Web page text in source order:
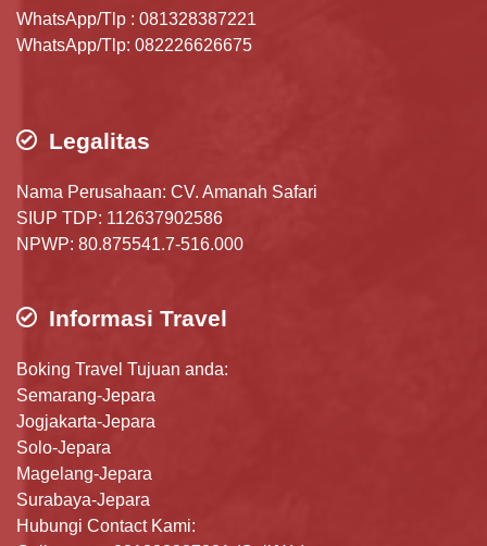
WhatsApp/Tlp : 081328387221
WhatsApp/Tlp: 082226626675
Legalitas
Nama Perusahaan: CV. Amanah Safari
SIUP TDP: 112637902586
NPWP: 80.875541.7-516.000
Informasi Travel
Boking Travel Tujuan anda:
Semarang-Jepara
Jogjakarta-Jepara
Solo-Jepara
Magelang-Jepara
Surabaya-Jepara
Hubungi Contact Kami: